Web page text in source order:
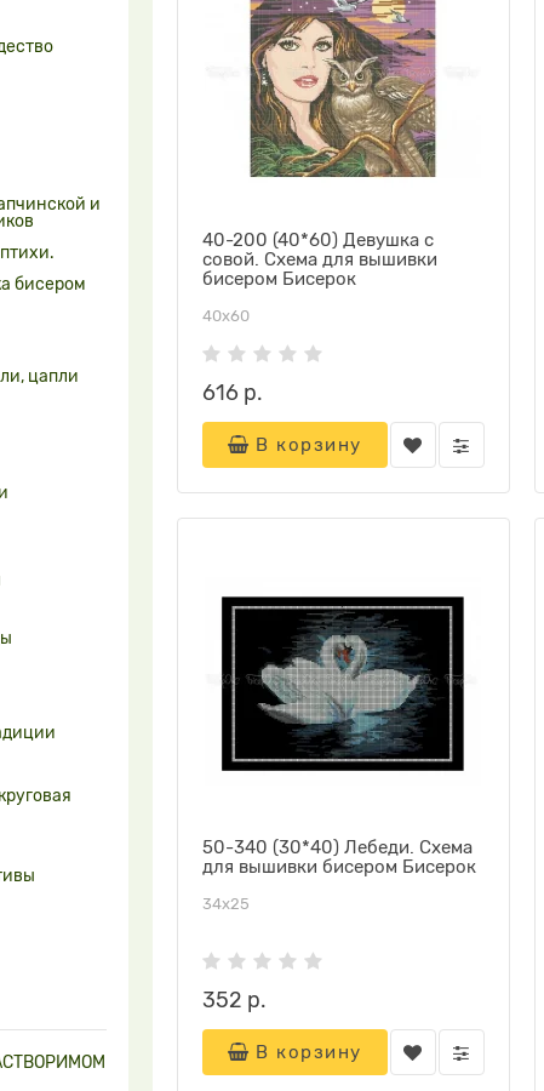
и
бисером
цапли
40-200 (40*60) Девушка с
совой. Схема для вышивки
бисером Бисерок
40х60
616 р.
В корзину
50-340 (30*40) Лебеди. Схема
для вышивки бисером Бисерок
34х25
352 р.
В корзину